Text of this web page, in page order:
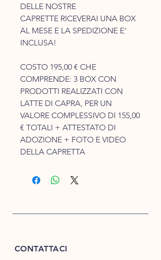
DELLE NOSTRE
CAPRETTE RICEVERAI UNA BOX
AL MESE E LA SPEDIZIONE E'
INCLUSA!
COSTO 195,00 € CHE
COMPRENDE: 3 BOX CON
PRODOTTI REALIZZATI CON
LATTE DI CAPRA, PER UN
VALORE COMPLESSIVO DI 155,00
€ TOTALI + ATTESTATO DI
ADOZIONE + FOTO E VIDEO
DELLA CAPRETTA
CONTATTACI